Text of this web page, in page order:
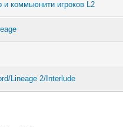
и коммьюнити игроков L2
Lineage 2/Interlude